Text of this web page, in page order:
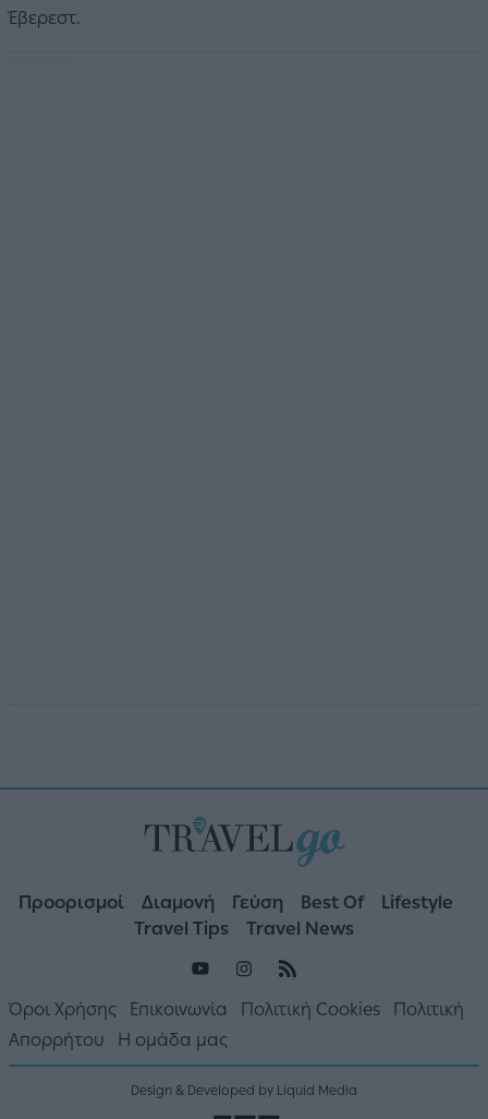
Έβερεστ.
Προορισμοί Διαμονή Γεύση Best Of
Lifestyle
Travel Tips
Travel News
Όροι Χρήσης Επικοινωνία Πολιτική Cookies
Πολιτική
Απορρήτου
Η ομάδα μας
Design & Developed by Liquid Media